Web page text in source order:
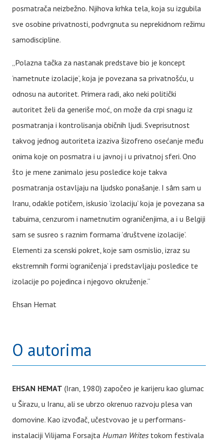
posmatrača neizbežno. Njihova krhka tela, koja su izgubila
sve osobine privatnosti, podvrgnuta su neprekidnom režimu
samodiscipline.
„Polazna tačka za nastanak predstave bio je koncept
’nametnute izolacije’, koja je povezana sa privatnošću, u
odnosu na autoritet. Primera radi, ako neki politički
autoritet želi da generiše moć, on može da crpi snagu iz
posmatranja i kontrolisanja običnih ljudi. Sveprisutnost
takvog jednog autoriteta izaziva šizofreno osećanje među
onima koje on posmatra i u javnoj i u privatnoj sferi. Ono
što je mene zanimalo jesu posledice koje takva
posmatranja ostavljaju na ljudsko ponašanje. I sâm sam u
Iranu, odakle potičem, iskusio ’izolaciju’ koja je povezana sa
tabuima, cenzurom i nametnutim ograničenjima, a i u Belgiji
sam se susreo s raznim formama ’društvene izolacije’.
Elementi za scenski pokret, koje sam osmislio, izraz su
ekstremnih formi ’ograničenja’ i predstavljaju posledice te
izolacije po pojedinca i njegovo okruženje.“
Ehsan Hemat
O autorima
EHSAN HEMAT (Iran, 1980) započeo je karijeru kao glumac
u Širazu, u Iranu, ali se ubrzo okrenuo razvoju plesa van
domovine. Kao izvođač, učestvovao je u performans-
instalaciji Vilijama Forsajta Human Writestokom festivala